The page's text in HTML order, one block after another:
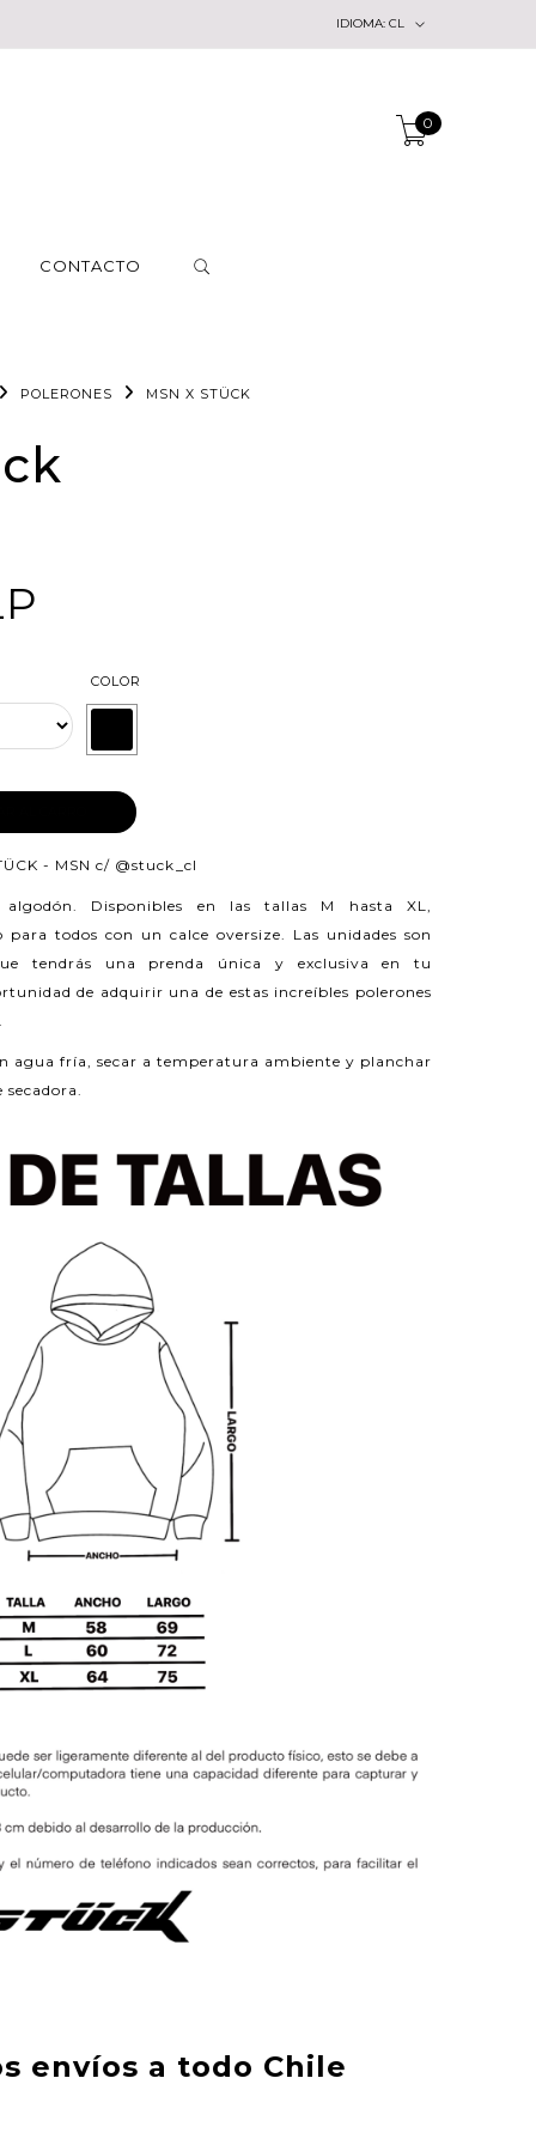
IDIOMA: CL
0
CONTACTO
POLERONES MSN X STÜCK
COLOR
- MSN c/ @stuck_cl
algodón. Disponibles en las tallas M hasta XL,
todos con un calce oversize. Las unidades son
tendrás una prenda única y exclusiva en tu
de adquirir una de estas increíbles polerones
agua fría, secar a temperatura ambiente y planchar
envíos a todo Chile